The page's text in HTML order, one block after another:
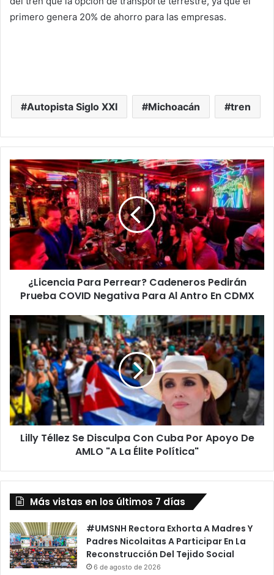
primero genera 20% de ahorro para las empresas.
Autopista Siglo XXI Michoacán tren
¿Licencia
Para
Perrear?
Cadeneros
Pedirán
Prueba
COVID
Negativa
Para
Antro
CDMX
¿Licencia Para Perrear? Cadeneros Pedirán
Prueba COVID Negativa Para Al Antro En CDMX
Lilly
Téllez
Disculpa
Con
Cuba
Por
Apoyo
De
AMLO
Lilly Téllez Se Disculpa Con Cuba Por Apoyo De
AMLO "A La Élite Política"
Más vistas en los últimos 7 días
#UMSNH Rectora Exhorta A Madres Y
Padres Nicolaitas A Participar En La
Reconstrucción Del Tejido Social
6 de agosto de 2026